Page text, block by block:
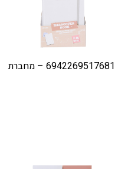
6942269517681 – מחברת